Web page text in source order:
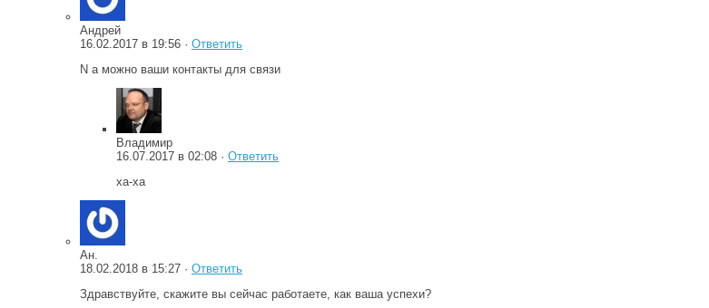
Андрей
16.02.2017 в 19:56 · Ответить
N а можно ваши контакты для связи
Владимир
16.07.2017 в 02:08 · Ответить
ха-ха
Ан.
18.02.2018 в 15:27 · Ответить
Здравствуйте, скажите вы сейчас работаете, как ваша успехи?